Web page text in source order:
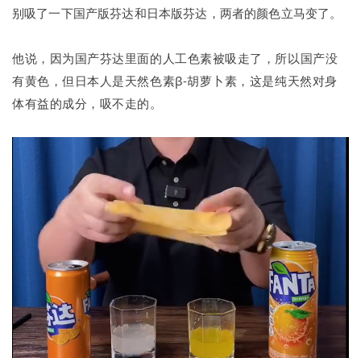
别吸了一下国产版芬达和日本版芬达，两者的颜色立马变了。
他说，因为国产芬达里面的人工色素被吸走了，所以国产没
有黄色，但日本人是天然色素β-胡萝卜素，这是纯天然对身
体有益的成分，吸不走的。